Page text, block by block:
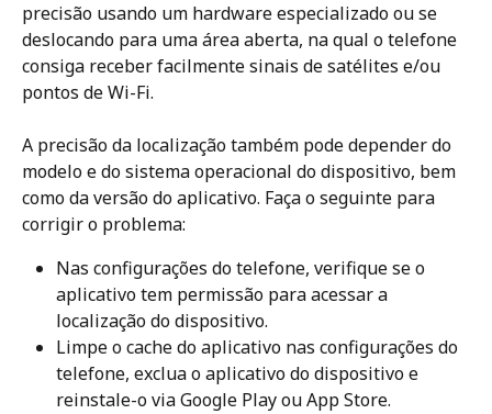
precisão usando um hardware especializado ou se
deslocando para uma área aberta, na qual o telefone
consiga receber facilmente sinais de satélites e/ou
pontos de Wi-Fi.
A precisão da localização também pode depender do
modelo e do sistema operacional do dispositivo, bem
como da versão do aplicativo. Faça o seguinte para
corrigir o problema:
Nas configurações do telefone, verifique se o
aplicativo tem permissão para acessar a
localização do dispositivo.
Limpe o cache do aplicativo nas configurações do
telefone, exclua o aplicativo do dispositivo e
reinstale-o via Google Play ou App Store.